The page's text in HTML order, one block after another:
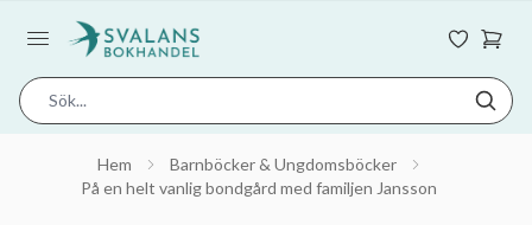
Hem
Barnböcker & Ungdomsböcker
På en helt vanlig bondgård med familjen Jansson